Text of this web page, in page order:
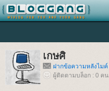
เกษศิ
ฝากข้อความหลังไมค์
ผู้ติดตามบล็อก : 0 คน